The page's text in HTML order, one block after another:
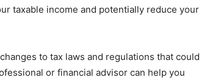
taxable income and potentially reduce your
to tax laws and regulations that could
or financial advisor can help you